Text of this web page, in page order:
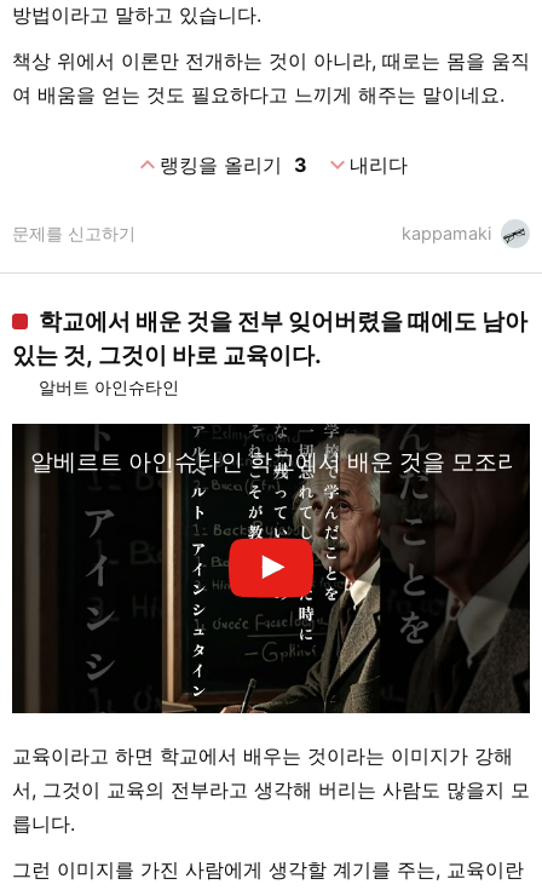
방법이라고 말하고 있습니다.
책상 위에서 이론만 전개하는 것이 아니라, 때로는 몸을 움직
여 배움을 얻는 것도 필요하다고 느끼게 해주는 말이네요.
expand_less랭킹을 올리기 3 expand_more내리다
kappamaki
문제를 신고하기
학교에서 배운 것을 전부 잊어버렸을 때에도 남아
있는 것, 그것이 바로 교육이다.
알버트 아인슈타인
알베르트 아인슈타인 학교에서 배운 것을 모조리
교육이라고 하면 학교에서 배우는 것이라는 이미지가 강해
서, 그것이 교육의 전부라고 생각해 버리는 사람도 많을지 모
릅니다.
그런 이미지를 가진 사람에게 생각할 계기를 주는, 교육이란